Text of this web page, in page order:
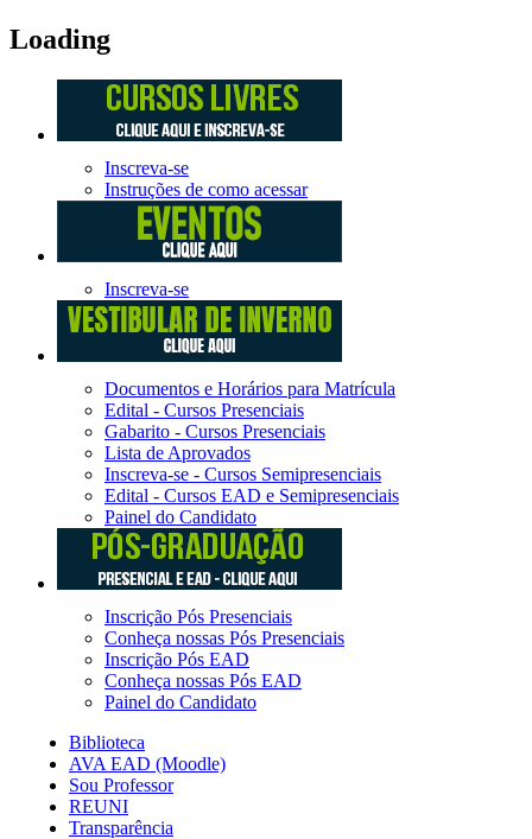
Loading
Inscreva-se
Instruções de como acessar
Inscreva-se
Documentos e Horários para Matrícula
Edital - Cursos Presenciais
Gabarito - Cursos Presenciais
Lista de Aprovados
Inscreva-se - Cursos Semipresenciais
Edital - Cursos EAD e Semipresenciais
Painel do Candidato
Inscrição Pós Presenciais
Conheça nossas Pós Presenciais
Inscrição Pós EAD
Conheça nossas Pós EAD
Painel do Candidato
Biblioteca
AVA EAD (Moodle)
Sou Professor
REUNI
Transparência